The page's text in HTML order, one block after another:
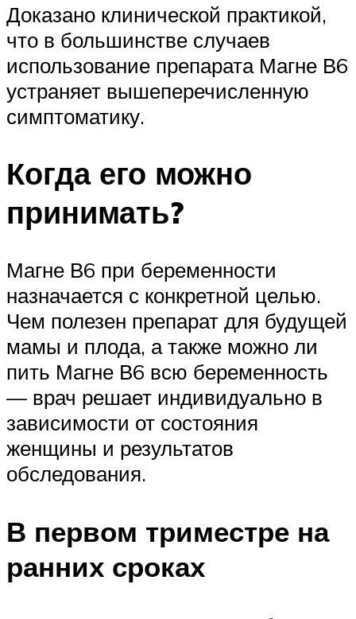
Доказано клинической практикой,
что в большинстве случаев
использование препарата Магне В6
устраняет вышеперечисленную
симптоматику.
Когда его можно
принимать?
Магне В6 при беременности
назначается с конкретной целью.
Чем полезен препарат для будущей
мамы и плода, а также можно ли
пить Магне В6 всю беременность
— врач решает индивидуально в
зависимости от состояния
женщины и результатов
обследования.
В первом триместре на
ранних сроках